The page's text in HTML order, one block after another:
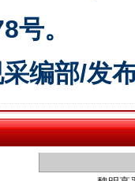
号。
编部/发魏明亮